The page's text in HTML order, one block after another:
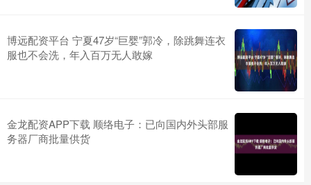
博远配资平台 宁夏47岁“巨婴”郭冷，除跳舞连衣
服也不会洗，年入百万无人敢嫁
金龙配资APP下载 顺络电子：已向国内外头部服
务器厂商批量供货